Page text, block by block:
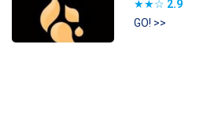
★★☆ 2.9
GO! >>